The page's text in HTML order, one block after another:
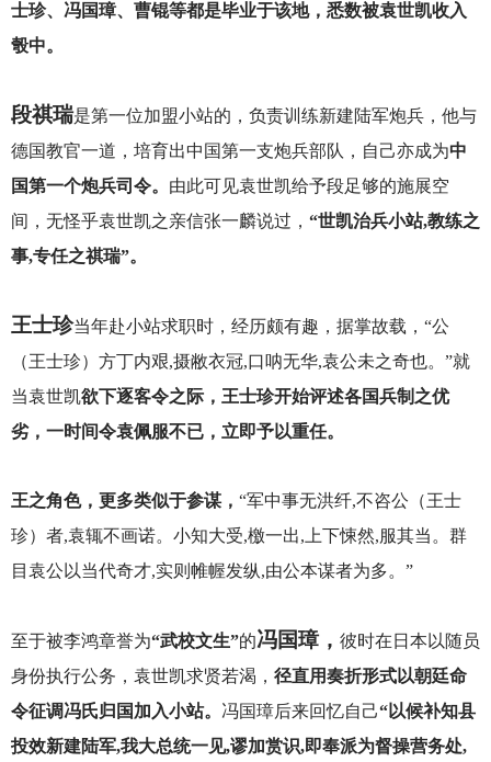
士珍、冯国璋、曹锟等都是毕业于该地，悉数被袁世凯收入
彀中。
段祺瑞是第一位加盟小站的，负责训练新建陆军炮兵，他与
德国教官一道，培育出中国第一支炮兵部队，自己亦成为中
国第一个炮兵司令。 由此可见袁世凯给予段足够的施展空
间，无怪乎袁世凯之亲信张一麟说过， “世凯治兵小站,教练之
事,专任之祺瑞”。
王士珍当年赴小站求职时，经历颇有趣，据掌故载，“公
（王士珍）方丁内艰,摄敝衣冠,口呐无华,袁公未之奇也。”就
当袁世凯欲下逐客令之际，王士珍开始评述各国兵制之优
劣，一时间令袁佩服不已，立即予以重任。
王之角色，更多类似于参谋， “军中事无洪纤,不咨公（王士
珍）者,袁辄不画诺。小知大受,檄一出,上下悚然,服其当。群
目袁公以当代奇才,实则帷幄发纵,由公本谋者为多。”
至于被李鸿章誉为“武校文生”的冯国璋， 彼时在日本以随员
身份执行公务，袁世凯求贤若渴， 径直用奏折形式以朝廷命
令征调冯氏归国加入小站。 冯国璋后来回忆自己“以候补知县
投效新建陆军,我大总统一见,谬加赏识,即奉派为督操营务处,